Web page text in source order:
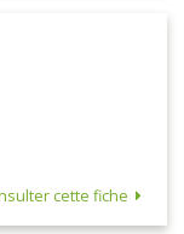
cette fiche